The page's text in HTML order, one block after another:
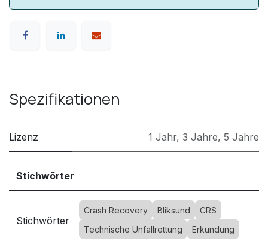
Spezifikationen
Lizenz 1 Jahr, 3 Jahre, 5 Jahre
Stichwörter
Stichwörter
Crash Recovery Bliksund
CRS
Technische Unfallrettung
Erkundung